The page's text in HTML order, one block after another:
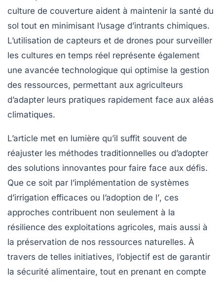
culture de couverture aident à maintenir la santé du
sol tout en minimisant l’usage d’intrants chimiques.
L’utilisation de capteurs et de drones pour surveiller
les cultures en temps réel représente également
une avancée technologique qui optimise la gestion
des ressources, permettant aux agriculteurs
d’adapter leurs pratiques rapidement face aux aléas
climatiques.
L’article met en lumière qu’il suffit souvent de
réajuster les méthodes traditionnelles ou d’adopter
des solutions innovantes pour faire face aux défis.
Que ce soit par l’implémentation de systèmes
d’irrigation efficaces ou l’adoption de l’, ces
approches contribuent non seulement à la
résilience des exploitations agricoles, mais aussi à
la préservation de nos ressources naturelles. À
travers de telles initiatives, l’objectif est de garantir
la sécurité alimentaire, tout en prenant en compte